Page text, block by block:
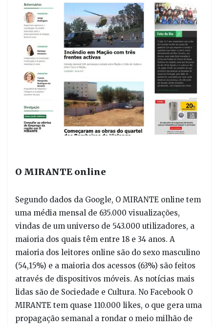
O MIRANTE online
Segundo dados da Google, O MIRANTE online tem
uma média mensal de 635.000 visualizações,
vindas de um universo de 543.000 utilizadores, a
maioria dos quais têm entre 18 e 34 anos. A
maioria dos leitores online são do sexo masculino
(54,15%) e a maioria dos acessos (63%) são feitos
através de dispositivos móveis. As notícias mais
lidas são de Sociedade e Cultura. No Facebook O
MIRANTE tem quase 110.000 likes, o que gera uma
propagação semanal a rondar o meio milhão de